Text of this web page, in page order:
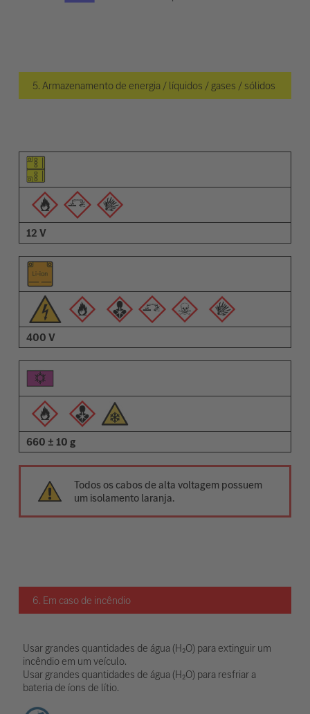
5. Armazenamento de energia / líquidos / gases / sólidos
Pictograma do elemento
Pictogramas de advertências
Descrição
12 V
400 V
660 ± 10 g
Todos os cabos de alta voltagem possuem
um isolamento laranja.
6. Em caso de incêndio
Usar grandes quantidades de água (H₂O) para extinguir um
incêndio em um veículo.
Usar grandes quantidades de água (H₂O) para resfriar a
bateria de íons de lítio.